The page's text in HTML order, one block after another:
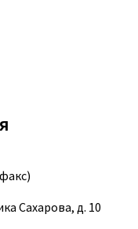
Сахарова, д. 10